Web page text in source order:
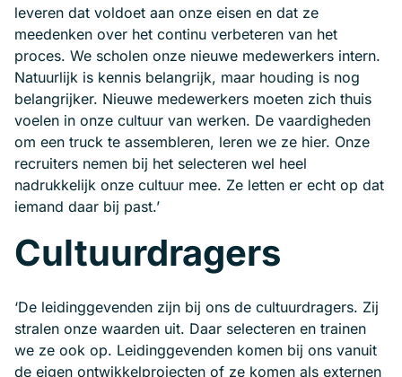
leveren dat voldoet aan onze eisen en dat ze
meedenken over het continu verbeteren van het
proces. We scholen onze nieuwe medewerkers intern.
Natuurlijk is kennis belangrijk, maar houding is nog
belangrijker. Nieuwe medewerkers moeten zich thuis
voelen in onze cultuur van werken. De vaardigheden
om een truck te assembleren, leren we ze hier. Onze
recruiters nemen bij het selecteren wel heel
nadrukkelijk onze cultuur mee. Ze letten er echt op dat
iemand daar bij past.’
Cultuurdragers
‘De leidinggevenden zijn bij ons de cultuurdragers. Zij
stralen onze waarden uit. Daar selecteren en trainen
we ze ook op. Leidinggevenden komen bij ons vanuit
de eigen ontwikkelprojecten of ze komen als externen